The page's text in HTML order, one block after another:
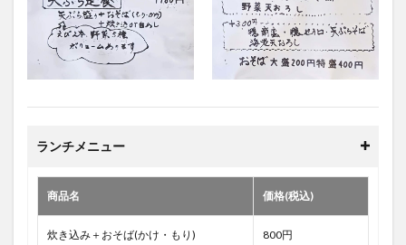
ランチメニュー
商品名 価格(税込)
炊き込み＋おそば(かけ・もり) 800円